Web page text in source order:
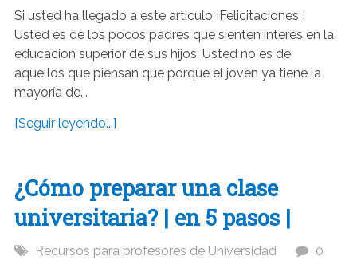
Si usted ha llegado a este articulo ¡Felicitaciones ¡
Usted es de los pocos padres que sienten interés en la
educación superior de sus hijos. Usted no es de
aquellos que piensan que porque el joven ya tiene la
mayoría de...
[Seguir leyendo...]
¿Cómo preparar una clase
universitaria? | en 5 pasos |
Recursos para profesores de Universidad
0